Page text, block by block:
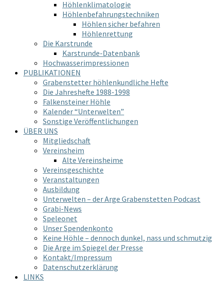
Höhlenklimatologie
Höhlenbefahrungstechniken
Höhlen sicher befahren
Höhlenrettung
Die Karstrunde
Karstrunde-Datenbank
Hochwasserimpressionen
PUBLIKATIONEN
Grabenstetter höhlenkundliche Hefte
Die Jahreshefte 1988-1998
Falkensteiner Höhle
Kalender “Unterwelten”
Sonstige Veröffentlichungen
ÜBER UNS
Mitgliedschaft
Vereinsheim
Alte Vereinsheime
Vereinsgeschichte
Veranstaltungen
Ausbildung
Unterwelten – der Arge Grabenstetten Podcast
Grabi-News
Speleonet
Unser Spendenkonto
Keine Höhle – dennoch dunkel, nass und schmutzig
Die Arge im Spiegel der Presse
Kontakt/Impressum
Datenschutzerklärung
LINKS